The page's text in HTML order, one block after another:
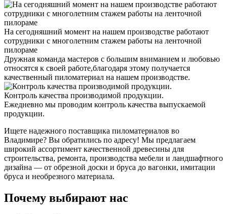
На сегодняшний момент на нашем производстве работают
сотрудники с многолетним стажем работы на ленточной
пилораме
Дружная команда мастеров с большим вниманием и любовью
относятся к своей работе,благодаря этому получается
качественный пиломатериал на нашем производстве.
Контроль качества производимой продукции.
Ежедневно мы проводим контроль качества выпускаемой
продукции.
Ищете надежного поставщика пиломатериалов во
Владимире? Вы обратились по адресу! Мы предлагаем
широкий ассортимент качественной древесины для
строительства, ремонта, производства мебели и ландшафтного
дизайна — от обрезной доски и бруса до вагонки, имитации
бруса и необрезного материала.
Почему выбирают нас